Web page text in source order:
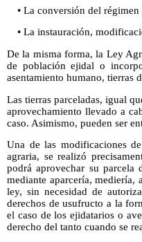
• La conversión del
• La instauración,
De la misma forma, la Ley
de población ejidal o
asentamiento humano, tierras
Las tierras parceladas, igual
aprovechamiento llevado a
caso. Asimismo, pueden ser
Una de las modificaciones
agraria, se realizó
podrá aprovechar su parcela
mediante aparcería,
ley, sin necesidad de
derechos de usufructo a la
el caso de los ejidatarios o
derecho del tanto cuando se